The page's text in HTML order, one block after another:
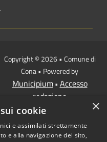
Copyright © 2026 • Comune di
Cona • Powered by
Municipium• Accesso
redazione
×
cookie
e assimilati strettamente
e alla navigazione del sito,